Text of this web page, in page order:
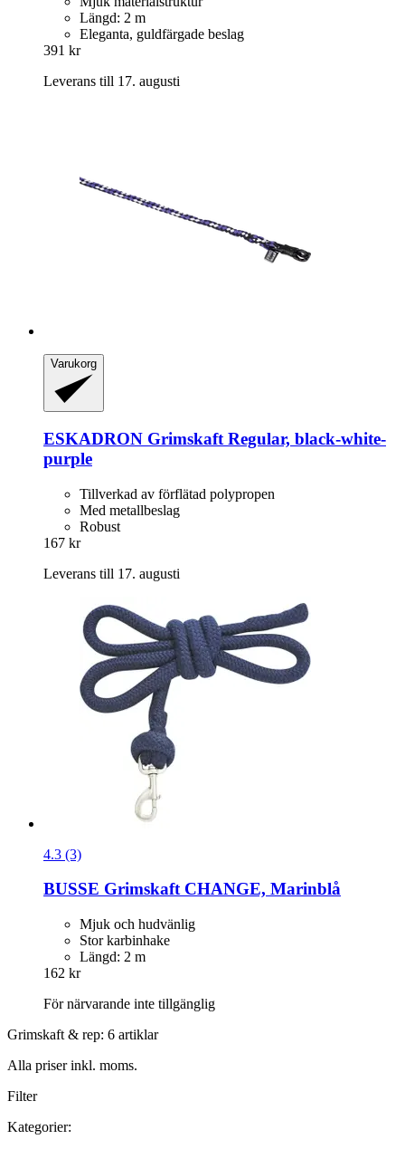
Längd: 2 m
Eleganta, guldfärgade beslag
391 kr
Leverans till 17. augusti
Varukorg
ESKADRON Grimskaft Regular, black-​white-​
purple
Tillverkad av förflätad polypropen
Med metallbeslag
Robust
167 kr
Leverans till 17. augusti
4.3 (3)
BUSSE Grimskaft CHANGE, Marinblå
Mjuk och hudvänlig
Stor karbinhake
Längd: 2 m
162 kr
För närvarande inte tillgänglig
Grimskaft & rep: 6 artiklar
Alla priser inkl. moms.
Filter
Kategorier: